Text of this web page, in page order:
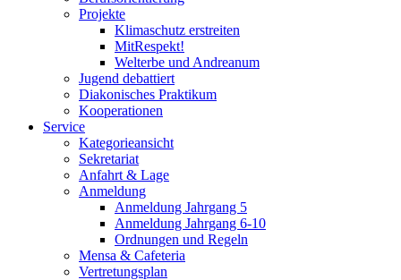
Projekte
Klimaschutz erstreiten
MitRespekt!
Welterbe und Andreanum
Jugend debattiert
Diakonisches Praktikum
Kooperationen
Service
Kategorieansicht
Sekretariat
Anfahrt & Lage
Anmeldung
Anmeldung Jahrgang 5
Anmeldung Jahrgang 6-10
Ordnungen und Regeln
Mensa & Cafeteria
Vertretungsplan